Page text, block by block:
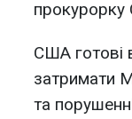
США готові
затримати
та